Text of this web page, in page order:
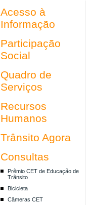
Acesso à
Informação
Participação
Social
Quadro de
Serviços
Recursos
Humanos
Trânsito Agora
Consultas
Prêmio CET de Educação de
Trânsito
Bicicleta
Câmeras CET